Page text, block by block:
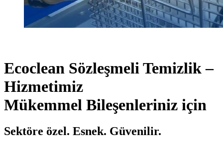
Ecoclean Sözleşmeli Temizlik –
Hizmetimiz
Mükemmel Bileşenleriniz için
Sektöre özel. Esnek. Güvenilir.